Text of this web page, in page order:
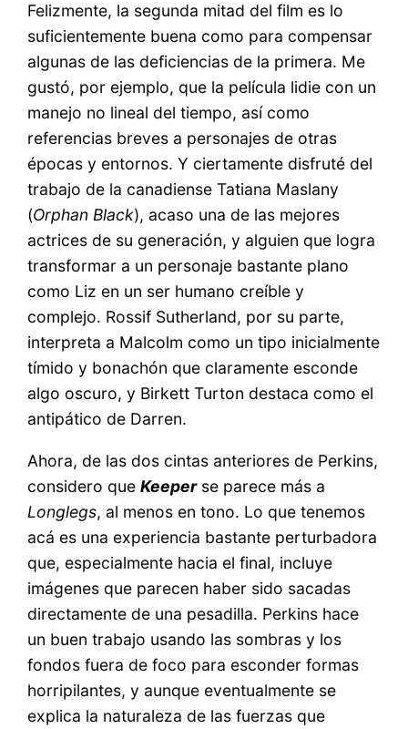
Felizmente, la segunda mitad del film es lo
suficientemente buena como para compensar
algunas de las deficiencias de la primera. Me
gustó, por ejemplo, que la película lidie con un
manejo no lineal del tiempo, así como
referencias breves a personajes de otras
épocas y entornos. Y ciertamente disfruté del
trabajo de la canadiense Tatiana Maslany
(Orphan Black), acaso una de las mejores
actrices de su generación, y alguien que logra
transformar a un personaje bastante plano
como Liz en un ser humano creíble y
complejo. Rossif Sutherland, por su parte,
interpreta a Malcolm como un tipo inicialmente
tímido y bonachón que claramente esconde
algo oscuro, y Birkett Turton destaca como el
antipático de Darren.
Ahora, de las dos cintas anteriores de Perkins,
considero queKeeper se parece más a
Longlegs, al menos en tono. Lo que tenemos
acá es una experiencia bastante perturbadora
que, especialmente hacia el final, incluye
imágenes que parecen haber sido sacadas
directamente de una pesadilla. Perkins hace
un buen trabajo usando las sombras y los
fondos fuera de foco para esconder formas
horripilantes, y aunque eventualmente se
explica la naturaleza de las fuerzas que